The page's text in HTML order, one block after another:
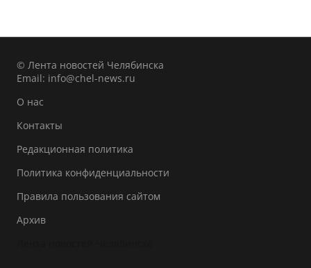
© Лента новостей Челябинска
Email: info@chel-news.ru
О нас
Контакты
Редакционная политика
Политика конфиденциальности
Правила пользования сайтом
Архив